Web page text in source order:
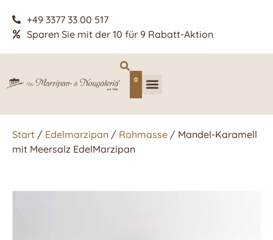
+49 3377 33 00 517
Sparen Sie mit der 10 für 9 Rabatt-Aktion
0
Start / Edelmarzipan / Rohmasse / Mandel-Karamell
mit Meersalz EdelMarzipan